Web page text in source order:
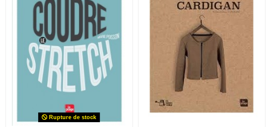
Rupture de stock